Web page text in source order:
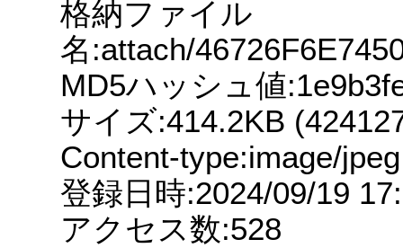
格納ファイル
名:attach/
MD5ハッシュ値
サイズ:414.2KB
Content-type:image/jpeg
登録日時:2024/09/19
アクセス数:528